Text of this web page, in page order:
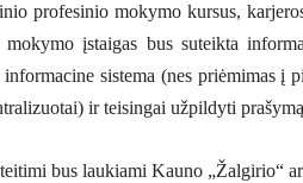
profesinio mokymo kursus,
įstaigas bus suteikta
sistema (nes priėmimas į
ir teisingai užpildyti
bus laukiami Kauno „Žalgirio“